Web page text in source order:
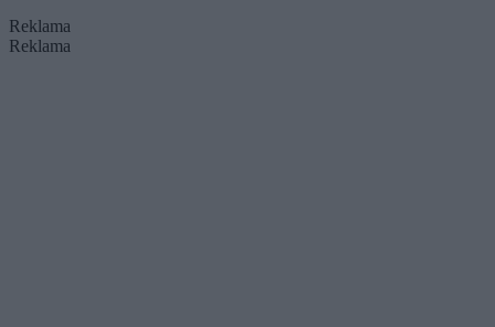
Reklama
Reklama